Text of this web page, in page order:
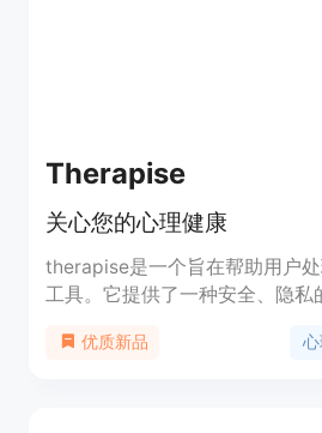
Therapise
关心您的心理健康
therapise是一个旨在帮助用户
工具。它提供了一种安全、隐私
是一个真正的心理治疗师，但它
优质新品